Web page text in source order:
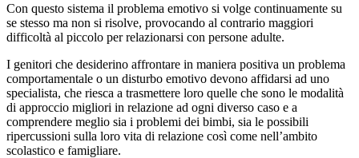
Con questo sistema il problema emotivo si volge continuamente su
se stesso ma non si risolve, provocando al contrario maggiori
difficoltà al piccolo per relazionarsi con persone adulte.
I genitori che desiderino affrontare in maniera positiva un problema
comportamentale o un disturbo emotivo devono affidarsi ad uno
specialista, che riesca a trasmettere loro quelle che sono le modalità
di approccio migliori in relazione ad ogni diverso caso e a
comprendere meglio sia i problemi dei bimbi, sia le possibili
ripercussioni sulla loro vita di relazione così come nell’ambito
scolastico e famigliare.